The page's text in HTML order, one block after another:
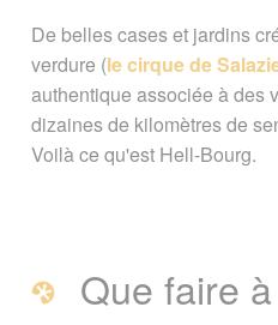
Où dormir à Hell-
Infos pratiques
Page créée le 20 juin
/Visiter la Réunion
Cirque de Salazie /
De belles cases et jardins
verdure (le cirque de
authentique associée à des
dizaines de kilomètres de
Voilà ce qu'est Hell-Bourg.
Que faire